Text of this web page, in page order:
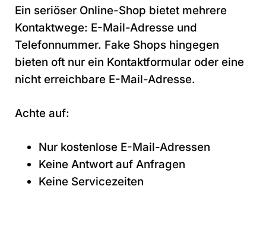
Ein seriöser Online-Shop bietet mehrere
Kontaktwege: E-Mail-Adresse und
Telefonnummer. Fake Shops hingegen
bieten oft nur ein Kontaktformular oder eine
nicht erreichbare E-Mail-Adresse.
Achte auf:
Nur kostenlose E-Mail-Adressen
Keine Antwort auf Anfragen
Keine Servicezeiten